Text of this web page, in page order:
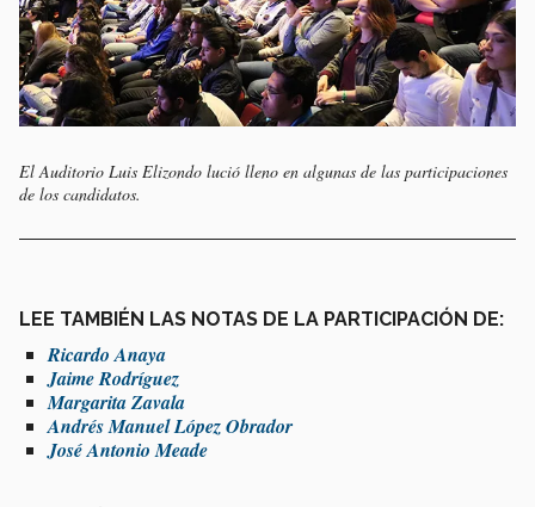
El Auditorio Luis Elizondo lució lleno en algunas de las participaciones
de los candidatos.
LEE TAMBIÉN LAS NOTAS DE LA PARTICIPACIÓN DE:
Ricardo Anaya
Jaime Rodríguez
Margarita Zavala
Andrés Manuel López Obrador
José Antonio Meade